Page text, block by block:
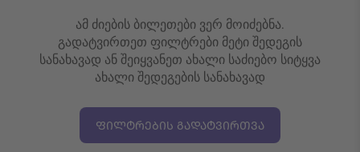
ამ ძიების ბილეთები ვერ მოიძებნა.
გადატვირთეთ ფილტრები მეტი შედეგის
სანახავად ან შეიყვანეთ ახალი საძიებო სიტყვა
ახალი შედეგების სანახავად
ᲤᲘᲚᲢᲠᲔᲑᲘᲡ ᲒᲐᲓᲐᲢᲕᲘᲠᲗᲕᲐ